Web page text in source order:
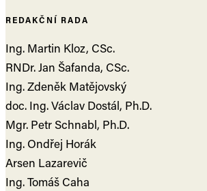
REDAKČNÍ RADA
Ing. Martin Kloz, CSc.
RNDr. Jan Šafanda, CSc.
Ing. Zdeněk Matějovský
doc. Ing. Václav Dostál, Ph.D.
Mgr. Petr Schnabl, Ph.D.
Ing. Ondřej Horák
Arsen Lazarevič
Ing. Tomáš Caha